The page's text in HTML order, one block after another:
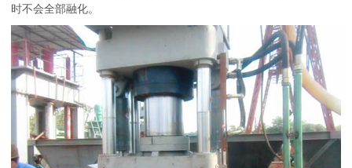
时不会全部融化。